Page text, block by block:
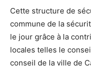
Cette structure de
commune de la
le jour grâce à la
locales telles le
conseil de la ville de